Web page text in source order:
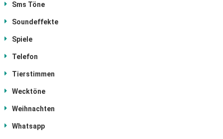
Sms Töne
Soundeffekte
Spiele
Telefon
Tierstimmen
Wecktöne
Weihnachten
Whatsapp